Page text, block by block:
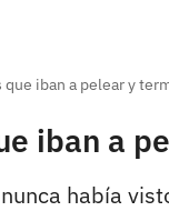
iban a pelear y
iban a
había